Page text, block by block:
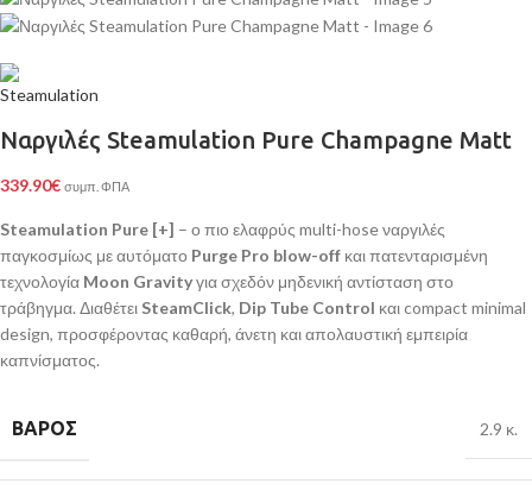
Ναργιλές Steamulation Pure Champagne Matt
339.90€ συμπ. ΦΠΑ
Steamulation Pure [+] – ο πιο ελαφρύς multi-hose ναργιλές
παγκοσμίως με αυτόματο Purge Pro blow-off και πατενταρισμένη
τεχνολογία Moon Gravityγια σχεδόν μηδενική αντίσταση στο
τράβηγμα. Διαθέτει SteamClick, Dip Tube Control και compact minimal
design, προσφέροντας καθαρή, άνετη και απολαυστική εμπειρία
καπνίσματος.
ΒΆΡΟΣ 2.9 κ.